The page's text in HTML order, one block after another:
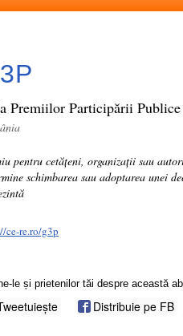
Premiilor Participării Publice
pentru cetățeni, organizații sau
schimbarea sau adoptarea unei
ce-re.ro/g3p
le și prietenilor tăi despre această
Distribuie pe FB